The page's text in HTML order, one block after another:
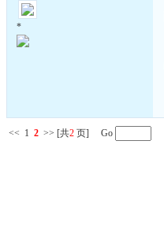
*
<< 1 2 >> [共2 页] Go